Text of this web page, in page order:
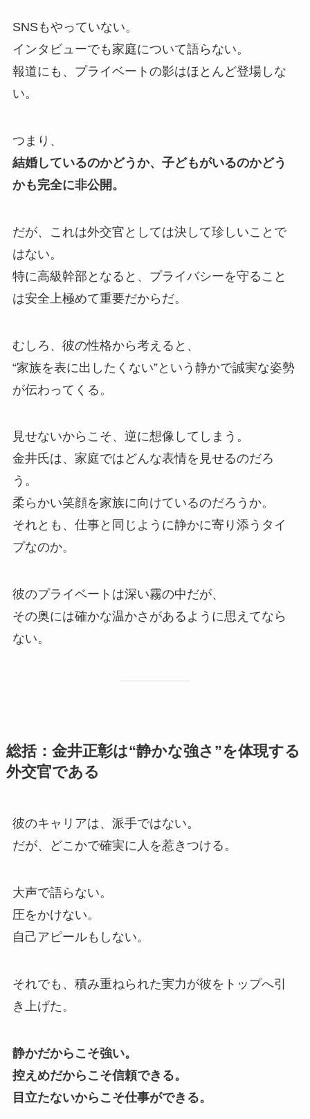
SNSもやっていない。
インタビューでも家庭について語らない。
報道にも、プライベートの影はほとんど登場しな
い。
つまり、
結婚しているのかどうか、子どもがいるのかどう
かも完全に非公開。
だが、これは外交官としては決して珍しいことで
はない。
特に高級幹部となると、プライバシーを守ること
は安全上極めて重要だからだ。
むしろ、彼の性格から考えると、
“家族を表に出したくない”という静かで誠実な姿勢
が伝わってくる。
見せないからこそ、逆に想像してしまう。
金井氏は、家庭ではどんな表情を見せるのだろ
う。
柔らかい笑顔を家族に向けているのだろうか。
それとも、仕事と同じように静かに寄り添うタイ
プなのか。
彼のプライベートは深い霧の中だが、
その奥には確かな温かさがあるように思えてなら
ない。
総括：金井正彰は“静かな強さ”を体現する
外交官である
彼のキャリアは、派手ではない。
だが、どこかで確実に人を惹きつける。
大声で語らない。
圧をかけない。
自己アピールもしない。
それでも、積み重ねられた実力が彼をトップへ引
き上げた。
静かだからこそ強い。
控えめだからこそ信頼できる。
目立たないからこそ仕事ができる。